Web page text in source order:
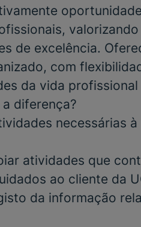
de excelência.
com
da vida profissional
diferença?
necessárias
atividades que
ao cliente da
da informação